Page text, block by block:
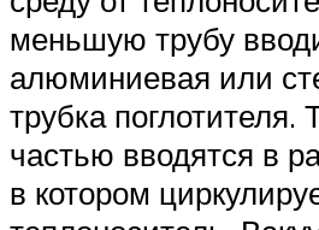
меньшую трубу
алюминиевая или
трубка поглотителя.
частью вводятся в
в котором